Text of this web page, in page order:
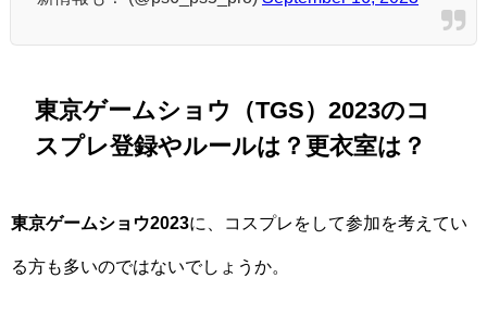
東京ゲームショウ（TGS）2023のコ
スプレ登録やルールは？更衣室は？
東京ゲームショウ2023に、コスプレをして参加を考えてい
る方も多いのではないでしょうか。